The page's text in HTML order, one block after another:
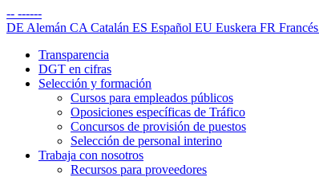
-- ------
DE Alemán CA Catalán ES Español EU Euskera FR Francés
Transparencia
DGT en cifras
Selección y formación
Cursos para empleados públicos
Oposiciones específicas de Tráfico
Concursos de provisión de puestos
Selección de personal interino
Trabaja con nosotros
Recursos para proveedores